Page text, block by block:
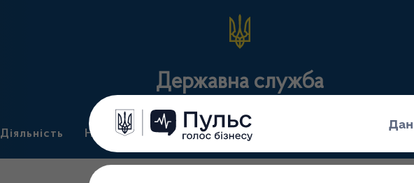
Державна служба
Діяльність Нормативні документи Для громадськості